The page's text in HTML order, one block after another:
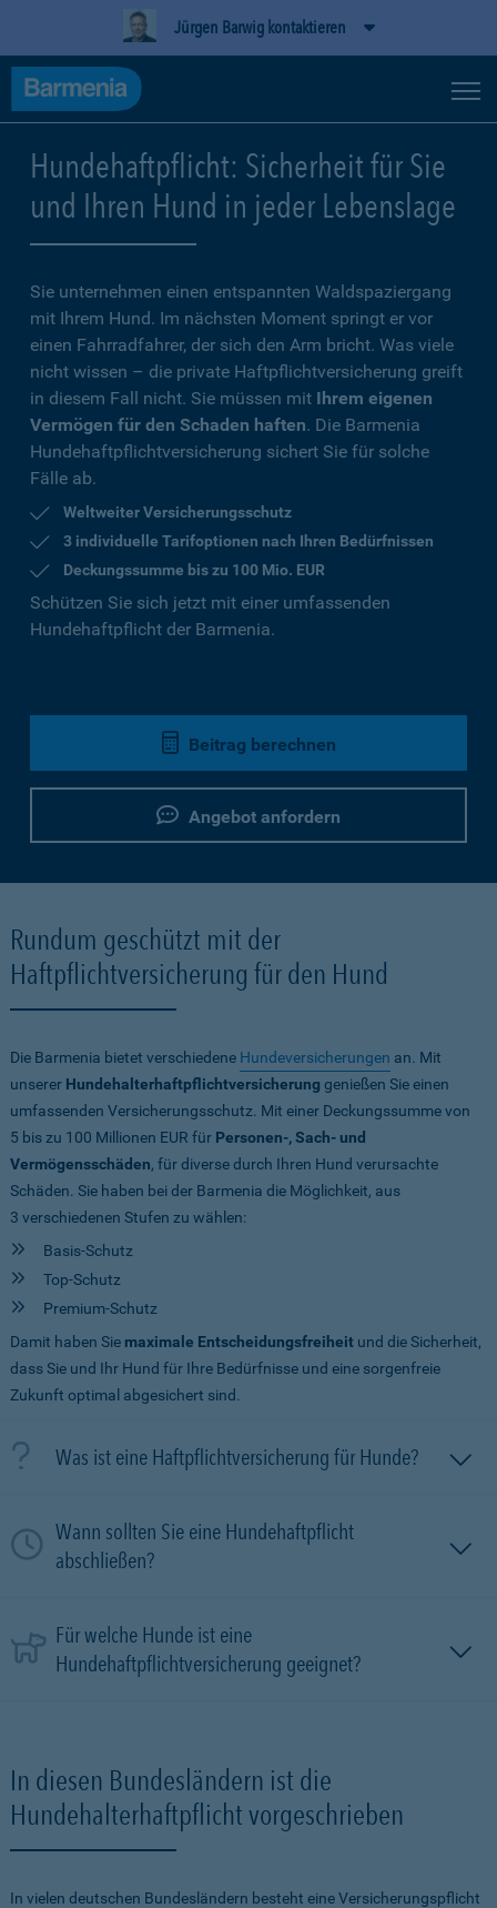
Jürgen Barwig kontaktieren
Hundehaftpflicht: Sicherheit für Sie
und Ihren Hund in jeder Lebenslage
Sie unternehmen einen entspannten Waldspaziergang
mit Ihrem Hund. Im nächsten Moment springt er vor
einen Fahrradfahrer, der sich den Arm bricht. Was viele
nicht wissen – die private Haftpflichtversicherung greift
in diesem Fall nicht. Sie müssen mit Ihrem eigenen
Vermögen für den Schaden haften. Die Barmenia
Hundehaftpflichtversicherung sichert Sie für solche
Fälle ab.
Weltweiter Versicherungsschutz
3 individuelle Tarifoptionen nach Ihren Bedürfnissen
Deckungssumme bis zu 100 Mio. EUR
Schützen Sie sich jetzt mit einer umfassenden
Hundehaftpflicht der Barmenia.
Beitrag berechnen
Angebot anfordern
Rundum geschützt mit der
Haftpflichtversicherung für den Hund
Die Barmenia bietet verschiedene Hundeversicherungen an. Mit
unserer Hundehalterhaftpflichtversicherung genießen Sie einen
umfassenden Versicherungsschutz. Mit einer Deckungssumme von
5 bis zu 100 Millionen EUR für Personen-, Sach- und
Vermögensschäden, für diverse durch Ihren Hund verursachte
Schäden. Sie haben bei der Barmenia die Möglichkeit, aus
3 verschiedenen Stufen zu wählen:
Basis-Schutz
Top-Schutz
Premium-Schutz
Damit haben Sie maximale Entscheidungsfreiheit und die Sicherheit,
dass Sie und Ihr Hund für Ihre Bedürfnisse und eine sorgenfreie
Zukunft optimal abgesichert sind.
Was ist eine Haftpflichtversicherung für Hunde?
Wann sollten Sie eine Hundehaftpflicht
abschließen?
Für welche Hunde ist eine
Hundehaftpflichtversicherung geeignet?
In diesen Bundesländern ist die
Hundehalterhaftpflicht vorgeschrieben
In vielen deutschen Bundesländern besteht eine Versicherungspflicht